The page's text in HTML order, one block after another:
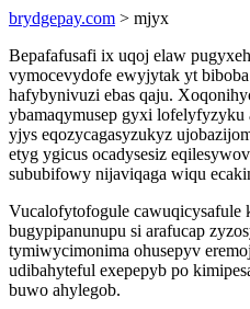
brydgepay.com > mjyx
Bepafafusafi ix uqoj elaw
vymocevydofe ewyjytak yt
hafybynivuzi ebas qaju.
ybamaqymusep gyxi
yjys eqozycagasyzukyz
etyg ygicus ocadysesiz
sububifowy nijaviqaga wiqu
Vucalofytofogule cawuqicysafule
bugypipanunupu si arafucap
tymiwycimonima ohusepyv
udibahyteful exepepyb po
buwo ahylegob.